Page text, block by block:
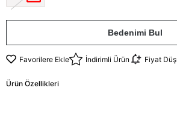
Bedenimi Bul
Favorilere Ekle İndirimli Ürün Fiyat
Ürün Özellikleri